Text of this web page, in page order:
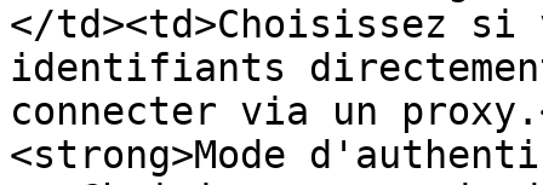
</td><td>Choisissez
identifiants
connecter via un
<strong>Mode